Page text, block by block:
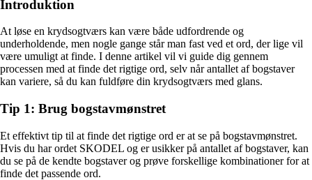
Introduktion
At løse en krydsogtværs kan være både udfordrende og
underholdende, men nogle gange står man fast ved et ord, der lige vil
være umuligt at finde. I denne artikel vil vi guide dig gennem
processen med at finde det rigtige ord, selv når antallet af bogstaver
kan variere, så du kan fuldføre din krydsogtværs med glans.
Tip 1: Brug bogstavmønstret
Et effektivt tip til at finde det rigtige ord er at se på bogstavmønstret.
Hvis du har ordet SKODEL og er usikker på antallet af bogstaver, kan
du se på de kendte bogstaver og prøve forskellige kombinationer for at
finde det passende ord.